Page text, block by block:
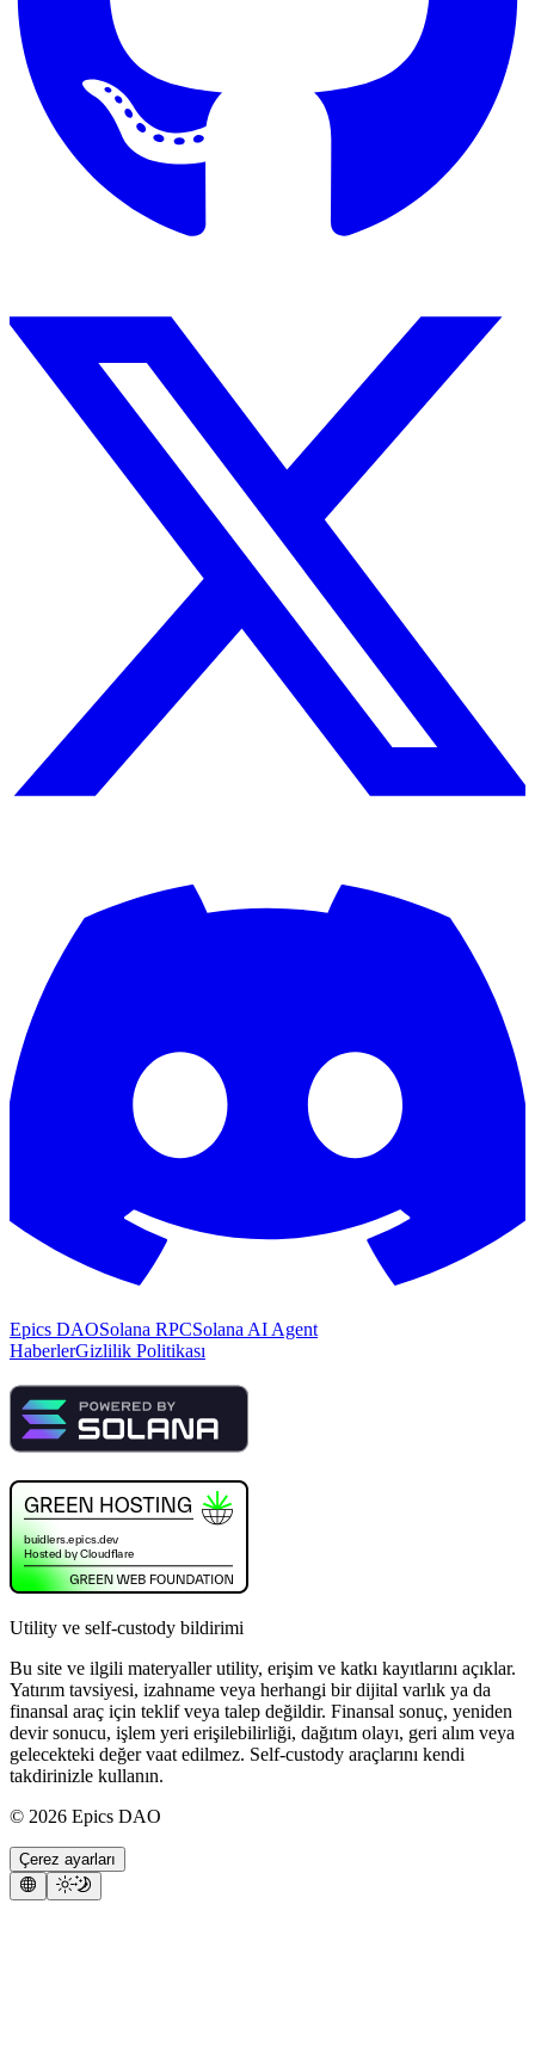
Epics DAOSolana RPCSolana AI Agent
HaberlerGizlilik Politikası
Utility ve self-custody bildirimi
Bu site ve ilgili materyaller utility, erişim ve katkı kayıtlarını açıklar.
Yatırım tavsiyesi, izahname veya herhangi bir dijital varlık ya da
finansal araç için teklif veya talep değildir. Finansal sonuç, yeniden
devir sonucu, işlem yeri erişilebilirliği, dağıtım olayı, geri alım veya
gelecekteki değer vaat edilmez. Self-custody araçlarını kendi
takdirinizle kullanın.
© 2026 Epics DAO
Çerez ayarları